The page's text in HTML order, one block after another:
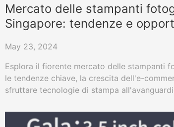
Mercato delle stampanti
Singapore: tendenze e
May 23, 2024
Esplora il fiorente mercato delle stampanti
le tendenze chiave, la crescita dell'e-
sfruttare tecnologie di stampa